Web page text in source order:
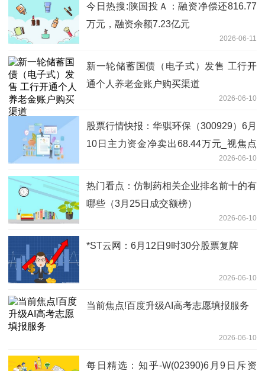
今日热搜:陕国投Ａ：融资净偿还816.77
万元，融资余额7.23亿元
2026-06-11
新一轮储蓄国债（电子式）发售 工行开
通个人养老金账户购买渠道
2026-06-10
股票行情快报：华骐环保（300929）6月
10日主力资金净卖出68.44万元_视焦点
2026-06-10
热门看点：仿制药相关企业排名前十的有
哪些（3月25日成交额榜）
2026-06-10
*ST云网：6月12日9时30分股票复牌
2026-06-10
当前焦点!百度升级AI高考志愿填报服务
2026-06-10
每日精选：知乎-W(02390)6月9日斥资